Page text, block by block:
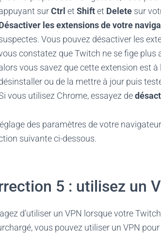
surCtrl et Shiftet Delete sur
les extensions de votre
Vous pouvez désactiver les
constatez que Twitch ne se fige plus
vous savez que cette extension est à
ou de la mettre à jour puis
vous utilisez Chrome, essayez de
des paramètres de votre
suivante ci-dessous.
5 : utilisez un
d’utiliser un VPN lorsque votre
vous pouvez utiliser un VPN